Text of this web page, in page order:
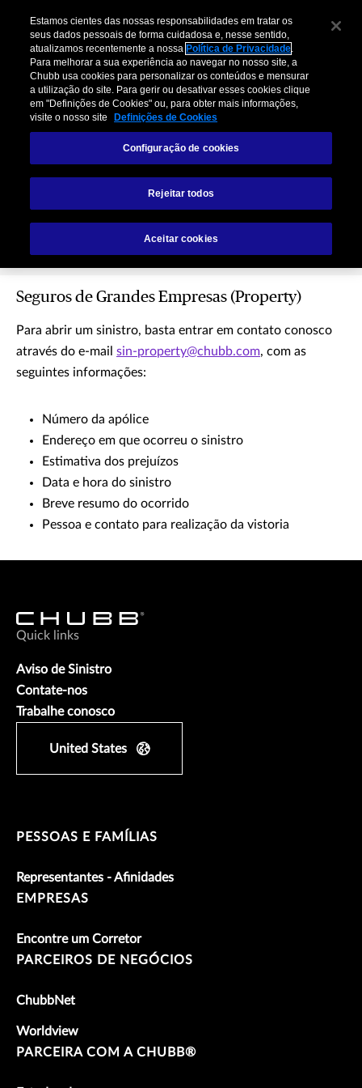
Seguros de Grandes
Empresas (Property)
Seguros de Grandes Empresas (Property)
Para abrir um sinistro, basta entrar em contato conosco
através do e-mail sin-property@chubb.com, com as
seguintes informações:
Número da apólice
Endereço em que ocorreu o sinistro
Estimativa dos prejuízos
Data e hora do sinistro
Breve resumo do ocorrido
Pessoa e contato para realização da vistoria
Quick links
Aviso de Sinistro
Contate-nos
Trabalhe conosco
United States
PESSOAS E FAMÍLIAS
Representantes - Afinidades
EMPRESAS
Encontre um Corretor
PARCEIROS DE NEGÓCIOS
ChubbNet
Worldview
PARCEIRA COM A CHUBB®
Estamos cientes das nossas responsabilidades em tratar os
seus dados pessoais de forma cuidadosa e, nesse sentido,
atualizamos recentemente a nossa Política de Privacidade.
Para melhorar a sua experiência ao navegar no nosso site, a
Chubb usa cookies para personalizar os conteúdos e mensurar
a utilização do site. Para gerir ou desativar esses cookies clique
em "Definições de Cookies" ou, para obter mais informações,
visite o nosso site
Definições de Cookies
Configuração de cookies
Rejeitar todos
Aceitar cookies